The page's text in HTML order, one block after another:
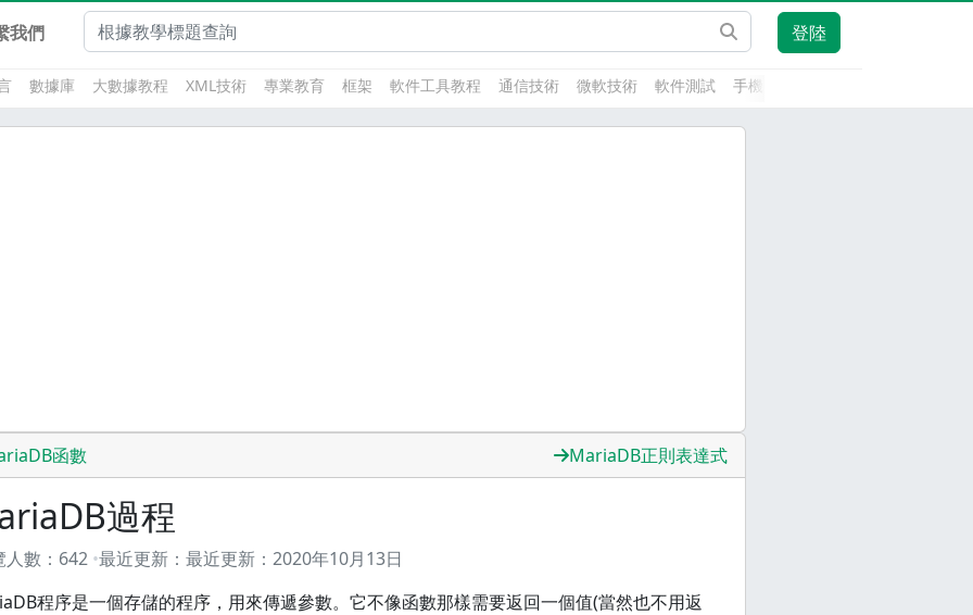
我們 登陸
數據庫 大數據教程 XML技術 專業教育 框架 軟件工具教程 通信技術 微軟技術 軟件測試 手機開發
函數 MariaDB正則表達式
過程
數： 642 最近更新： 最近更新： 2020年10月13日
程序是一個存儲的程序，用來傳遞參數。它不像函數那樣需要返回一個值(當然也不用返